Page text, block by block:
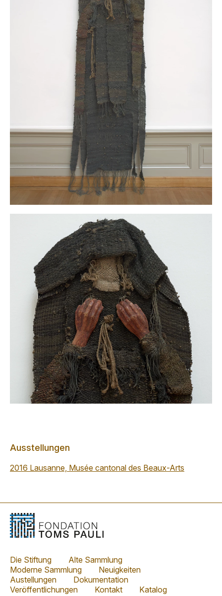
Ausstellungen
2016 Lausanne, Musée cantonal des Beaux-Arts
Die Stiftung
Alte Sammlung
Moderne Sammlung
Neuigkeiten
Austellungen
Dokumentation
Veröffentlichungen
Kontakt Katalog